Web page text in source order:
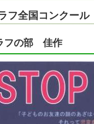
フ全国コンクール
フの部 佳作